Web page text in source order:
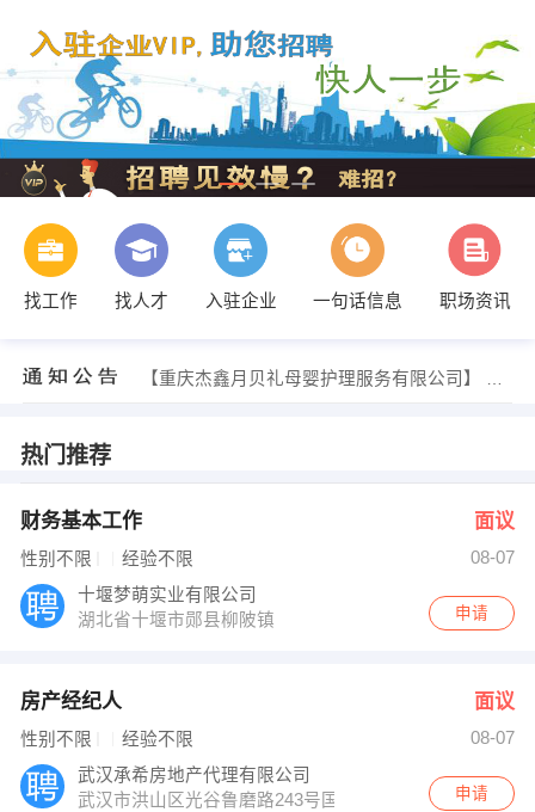
找工作 找人才 入驻企业 一句话信息 职场资讯
【重庆杰鑫月贝礼母婴护理服务有限公司】 强势入驻
袁女士 发布 [房产经纪人 ] 招聘信息
赵经理 发布 [业务员 ] 招聘信息
梅经理 发布 [行政前台 ] 招聘信息
【重庆杰鑫月贝礼母婴护理服务有限公司】 强势入驻
热门推荐
财务基本工作 面议
性别不限 经验不限
08-07
十堰梦萌实业有限公司
湖北省十堰市郧县柳陂镇
申请
房产经纪人 面议
性别不限 经验不限
08-07
武汉承希房地产代理有限公司
武汉市洪山区光谷鲁磨路243号国光大厦B座2105室
申请